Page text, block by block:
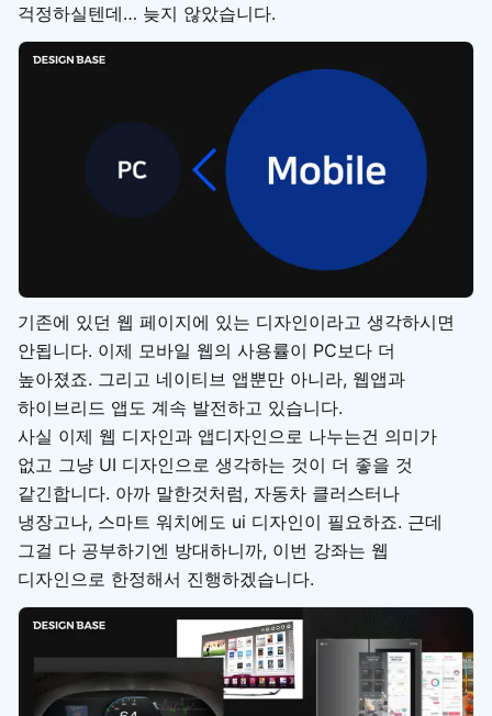
걱정하실텐데… 늦지 않았습니다.
기존에 있던 웹 페이지에 있는 디자인이라고 생각하시면
안됩니다. 이제 모바일 웹의 사용률이 PC보다 더
높아졌죠. 그리고 네이티브 앱뿐만 아니라, 웹앱과
하이브리드 앱도 계속 발전하고 있습니다.
사실 이제 웹 디자인과 앱디자인으로 나누는건 의미가
없고 그냥 UI 디자인으로 생각하는 것이 더 좋을 것
같긴합니다. 아까 말한것처럼, 자동차 클러스터나
냉장고나, 스마트 워치에도 ui 디자인이 필요하죠. 근데
그걸 다 공부하기엔 방대하니까, 이번 강좌는 웹
디자인으로 한정해서 진행하겠습니다.